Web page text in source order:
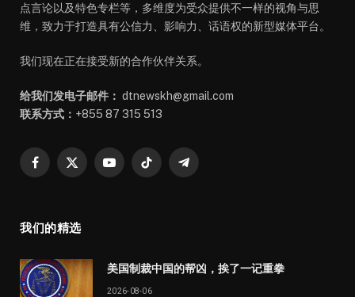
点言论以及特色专栏等，多维度为受众提供不一样的视角与思
维，致力于打造具有公信力、影响力、话语权的新型媒体平台。
我们现在正在接受新的合作伙伴关系。
给我们发电子邮件： dtnewskh@gmail.com
联系方式： +855 87 315 513
Facebook
X
YouTubeTikTok Telegram
我们的精选
美国制裁中国的帮凶，挨了一记重拳
2026-08-06